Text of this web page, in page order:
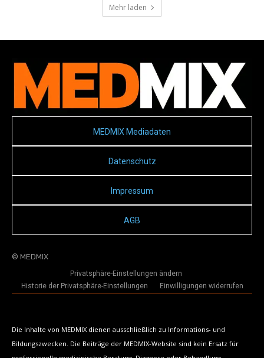
Mehr laden
MEDMIX Mediadaten
Datenschutz
Impressum
AGB
© MEDMIX
Privatsphäre-Einstellungen ändern
Historie der Privatsphäre-Einstellungen
Einwilligungen widerrufen
Die Inhalte von MEDMIX dienen ausschließlich zu Informations- und
Bildungszwecken. Die Beiträge der MEDMIX-Website sind kein Ersatz für